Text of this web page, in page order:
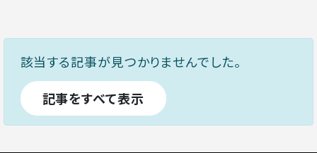
該当する記事が見つかりませんでした。
記事をすべて表示